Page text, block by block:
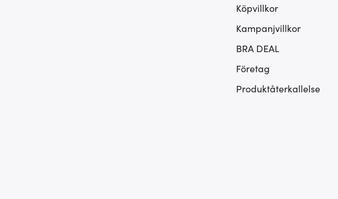
Köpvillkor
Kampanjvillkor
BRA DEAL
Företag
Produktåterkallelse